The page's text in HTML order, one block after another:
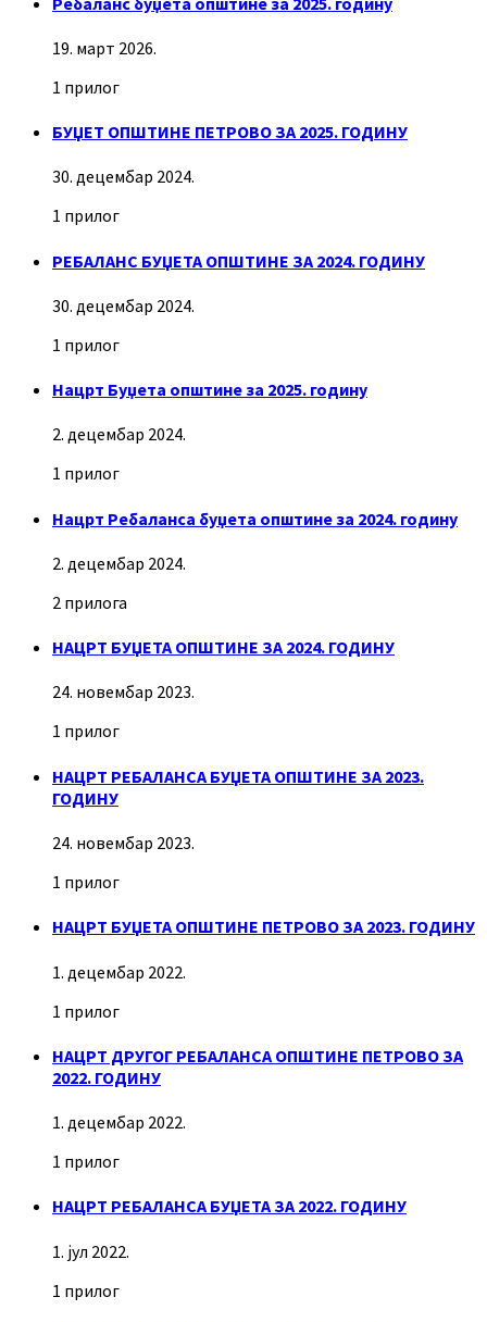
19. март 2026.
1 прилог
БУЏЕТ ОПШТИНЕ ПЕТРОВО ЗА 2025. ГОДИНУ
30. децембар 2024.
1 прилог
РЕБАЛАНС БУЏЕТА ОПШТИНЕ ЗА 2024. ГОДИНУ
30. децембар 2024.
1 прилог
Нацрт Буџета општине за 2025. годину
2. децембар 2024.
1 прилог
Нацрт Ребаланса буџета општине за 2024. годину
2. децембар 2024.
2 прилога
НАЦРТ БУЏЕТА ОПШТИНЕ ЗА 2024. ГОДИНУ
24. новембар 2023.
1 прилог
НАЦРТ РЕБАЛАНСА БУЏЕТА ОПШТИНЕ ЗА 2023.
ГОДИНУ
24. новембар 2023.
1 прилог
НАЦРТ БУЏЕТА ОПШТИНЕ ПЕТРОВО ЗА 2023. ГОДИНУ
1. децембар 2022.
1 прилог
НАЦРТ ДРУГОГ РЕБАЛАНСА ОПШТИНЕ ПЕТРОВО ЗА
2022. ГОДИНУ
1. децембар 2022.
1 прилог
НАЦРТ РЕБАЛАНСА БУЏЕТА ЗА 2022. ГОДИНУ
1. јул 2022.
1 прилог